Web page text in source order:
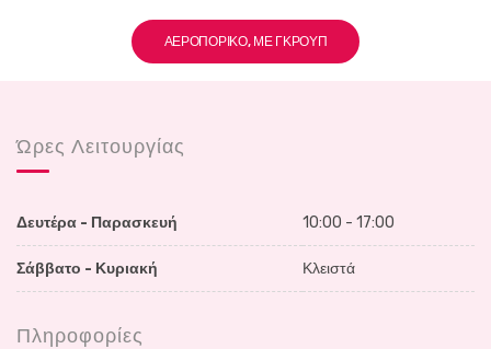
ΑΕΡΟΠΟΡΙΚΌ, ΜΕ ΓΚΡΟΥΠ
Ώρες Λειτουργίας
Δευτέρα - Παρασκευή 10:00 - 17:00
Σάββατο - Κυριακή Κλειστά
Πληροφορίες